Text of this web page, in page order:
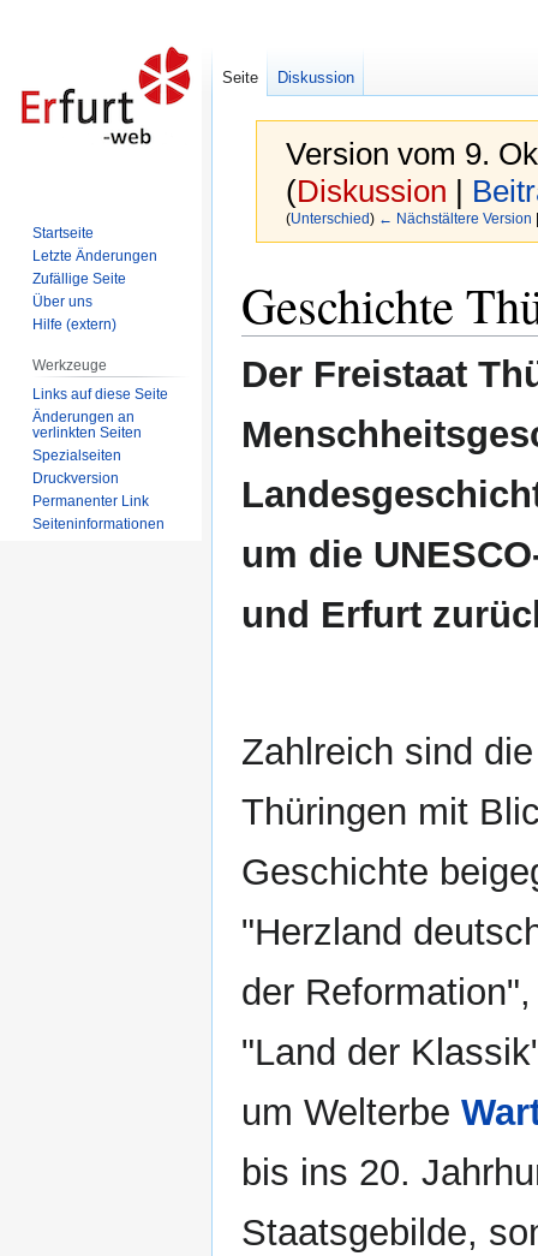
Version vom 9.
(Diskussion |
(Unterschied) ← Nächstältere Version
Navigation
springen
Suche
springen
Geschichte
Der Freistaat
um die
und Erfurt
Zahlreich sind
Thüringen mit
Geschichte
"Herzland
der
"Land der
um Welterbe
bis ins 20.
Staatsgebilde,
Seite Diskussion
Startseite
Letzte Änderungen
Zufällige Seite
Über uns
Hilfe (extern)
Werkzeuge
Links auf diese Seite
Änderungen an
verlinkten Seiten
Spezialseiten
Druckversion
Permanenter Link
Seiten­informationen